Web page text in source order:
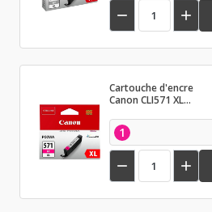
 
Cartouche d'encre
Canon CLI571 XL
1
 